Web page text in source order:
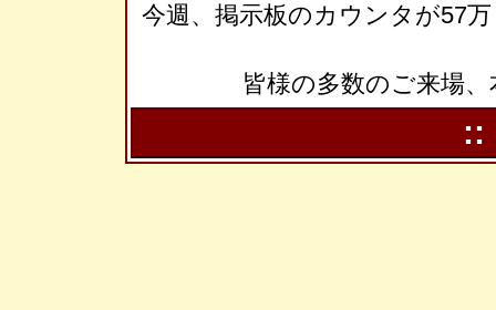
今週、掲示板のカウンタが57
皆様の多数のご来場
::